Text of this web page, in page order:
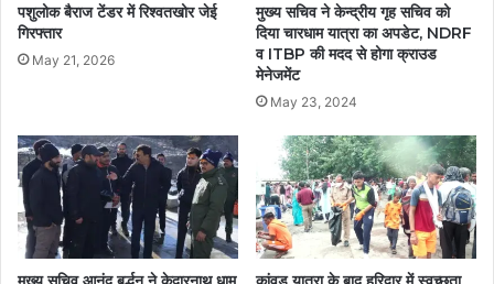
पशुलोक बैराज टेंडर में रिश्वतखोर जेई
गिरफ्तार
May 21, 2026
मुख्य सचिव ने केन्द्रीय गृह सचिव को
दिया चारधाम यात्रा का अपडेट, NDRF
व ITBP की मदद से होगा क्राउड
मेनेजमेंट
May 23, 2024